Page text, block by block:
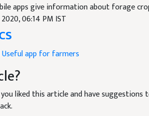
apps give information about forage
06:14 PM IST
Useful app for farmers
liked this article and have